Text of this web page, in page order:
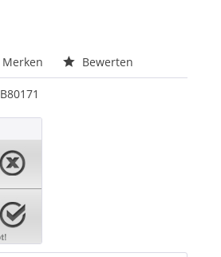
Merken Bewerten
B80171